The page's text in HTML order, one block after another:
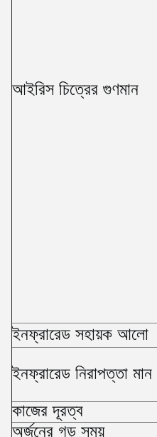
আইরিস চিত্রের গুণমান
ইনফ্রারেড সহায়ক আলো
ইনফ্রারেড নিরাপত্তা মান
কাজের দূরত্ব
অর্জনের গড় সময়